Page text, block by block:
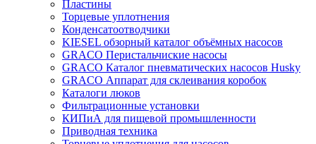
Пластины
Торцевые уплотнения
Конденсатоотводчики
KIESEL обзорный каталог объёмных насосов
GRACO Перистальчиские насосы
GRACO Каталог пневматических насосов Husky
GRACO Аппарат для склеивания коробок
Каталоги люков
Фильтрационные установки
КИПиА для пищевой промышленности
Приводная техника